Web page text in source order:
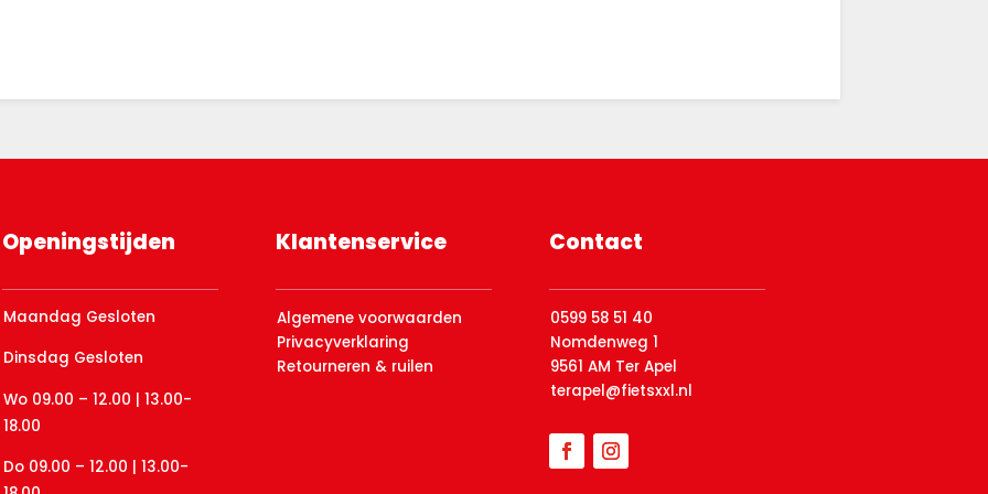
Openingstijden
Maandag Gesloten
Dinsdag Gesloten
Wo 09.00 – 12.00 | 13.00-
18.00
Do 09.00 – 12.00 | 13.00-
Klantenservice
Algemene voorwaarden
Privacyverklaring
Retourneren & ruilen
Contact
0599 58 51 40
Nomdenweg 1
9561 AM Ter Apel
terapel@fietsxxl.nl